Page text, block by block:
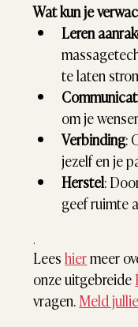
Wat kun je
Leren
te laten
om je
Verbinding:
jezelf en je
Herstel:
geef ruimte
.
Lees hier meer
onze uitgebreide
vragen. Meld